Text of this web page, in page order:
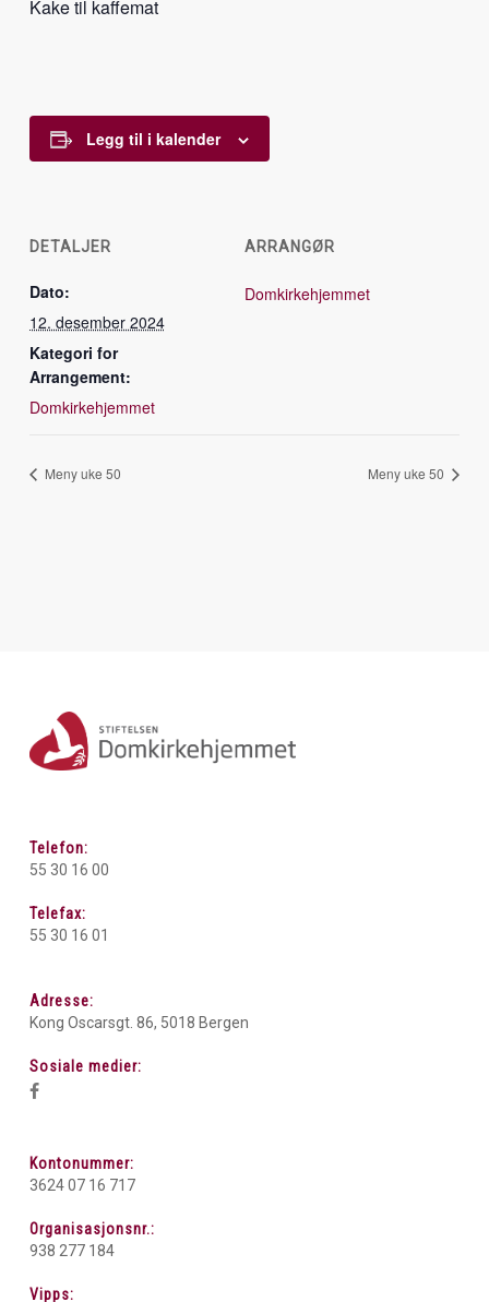
Kake til kaffemat
Legg til i kalender
DETALJER
Dato:
12. desember 2024
Kategori for
Arrangement:
Domkirkehjemmet
ARRANGØR
Domkirkehjemmet
Meny uke 50 Meny uke 50
Telefon:
55 30 16 00
Telefax:
55 30 16 01
Adresse:
Kong Oscarsgt. 86, 5018 Bergen
Sosiale medier:
Kontonummer:
3624 07 16 717
Organisasjonsnr.:
938 277 184
Vipps: